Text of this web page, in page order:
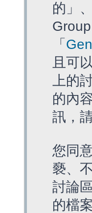
的」
「
且可
上的
的內
訊，
您同
褻、
討論
的檔